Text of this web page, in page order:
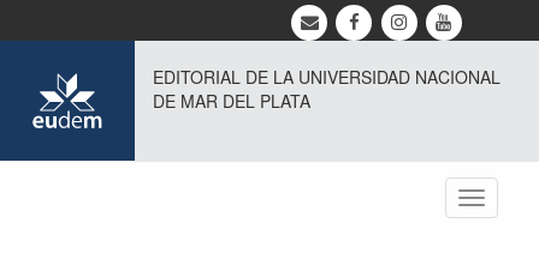
EDITORIAL DE LA UNIVERSIDAD NACIONAL
DE MAR DEL PLATA
Toggle